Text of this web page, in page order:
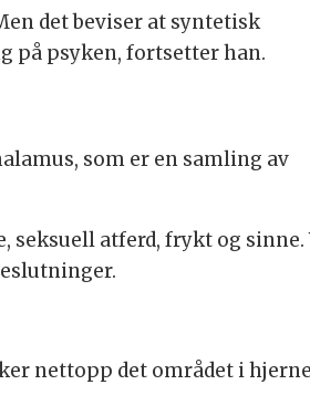
det beviser at syntetisk
på psyken, fortsetter han.
som er en samling av
atferd, frykt og sinne.
nettopp det området i